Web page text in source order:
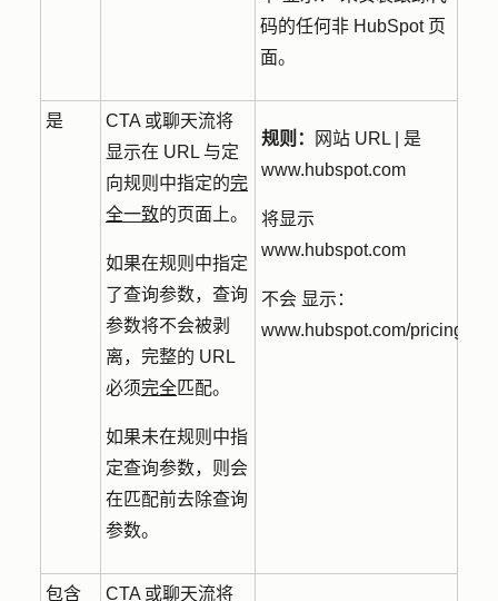
码的任何非 HubSpot 页
面。
是
CTA 或聊天流将
显示在 URL 与定
向规则中指定的完
全一致的页面上。
如果在规则中指定
了查询参数，查询
参数将不会被剥
离，完整的 URL
必须完全匹配。
如果未在规则中指
定查询参数，则会
在匹配前去除查询
参数。
规则：
网站 URL | 是
www.hubspot.com
将显示
www.hubspot.com
不会 显示：
www.hubspot.com/pricing
包含 CTA 或聊天流将